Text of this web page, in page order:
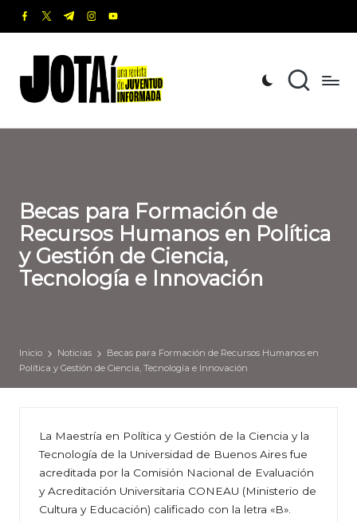
Saltar
contenido
facebook.com
twitter.com
t.me instagram.com
youtube.com
o
t
revista
de
Informada
Becas para Formación de
Recursos Humanos en Política
y Gestión de Ciencia,
Tecnología e Innovación
Inicio Noticias
Becas para Formación de Recursos Humanos en
Política y Gestión de Ciencia, Tecnología e Innovación
La Maestría en Política y Gestión de la Ciencia y la
Tecnología de la Universidad de Buenos Aires fue
acreditada por la Comisión Nacional de Evaluación
y Acreditación Universitaria CONEAU (Ministerio de
Cultura y Educación) calificado con la letra «B».